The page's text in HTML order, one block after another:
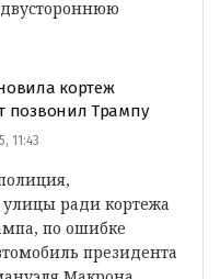
кортеж
позвонил Трампу
11:43
ради кортежа
по ошибке
президента